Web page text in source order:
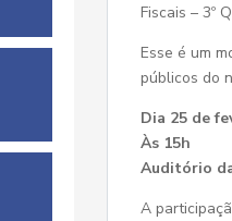
Fiscais – 3º
Esse é um
públicos do
Dia 25 de
Às 15h
Auditório
A